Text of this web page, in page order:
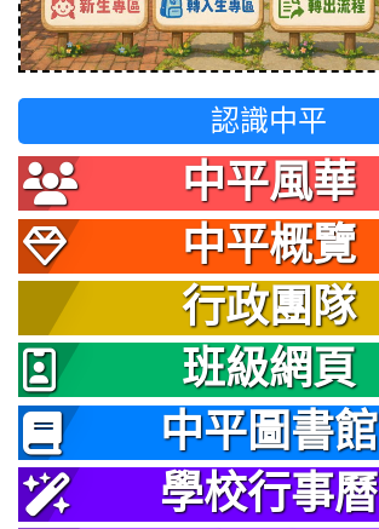
認識中平
中平風華
中平概覽
行政團隊
班級網頁
中平圖書館
學校行事曆